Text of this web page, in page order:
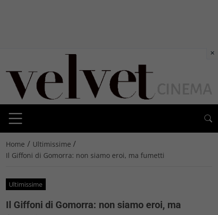
Home / Ultimissime /
Il Giffoni di Gomorra: non siamo eroi, ma fumetti
Ultimissime
Il Giffoni di Gomorra: non siamo eroi, ma
×